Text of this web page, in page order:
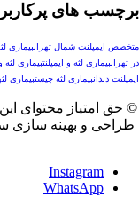
های پرکاربرد
شمال تهران بیماری لثه بیماری
لثه و ایمپلنت بیماری لثه و بوی بد
بیماری لثه چیست بيماري لثهبیماری لثه
محتوای این
و بهینه سازی سایت